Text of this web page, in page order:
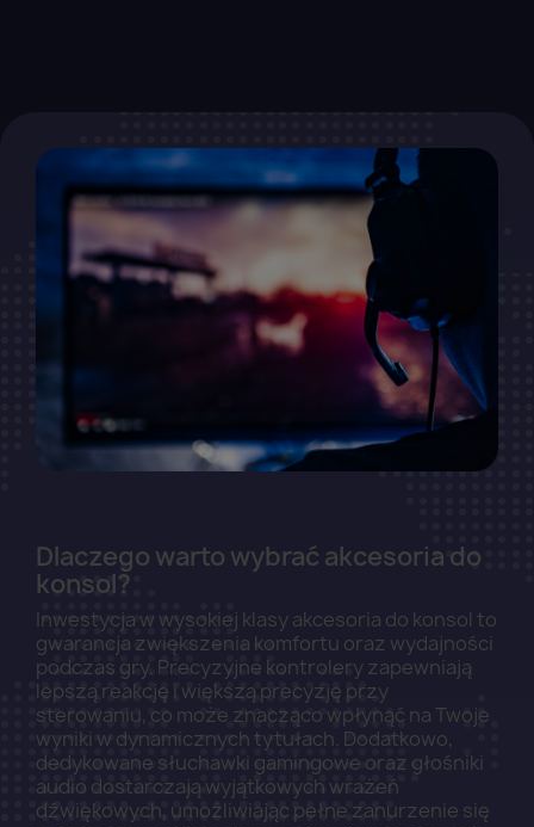
Dlaczego warto wybrać akcesoria do
konsol?
Inwestycja w wysokiej klasy akcesoria do konsol to
gwarancja zwiększenia komfortu oraz wydajności
podczas gry. Precyzyjne kontrolery zapewniają
lepszą reakcję i większą precyzję przy
sterowaniu, co może znacząco wpłynąć na Twoje
wyniki w dynamicznych tytułach. Dodatkowo,
dedykowane słuchawki gamingowe oraz głośniki
audio dostarczają wyjątkowych wrażeń
dźwiękowych, umożliwiając pełne zanurzenie się